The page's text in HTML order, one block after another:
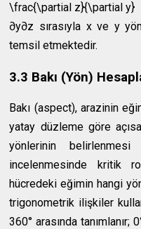
\frac{\partial z}{\partial y}
∂y∂z sırasıyla x ve y
temsil etmektedir.
3.3 Bakı (Yön)
Bakı (aspect), arazinin
yatay düzleme göre
yönlerinin belirlenmesi
incelenmesinde kritik
hücredeki eğimin hangi
trigonometrik ilişkiler
360° arasında